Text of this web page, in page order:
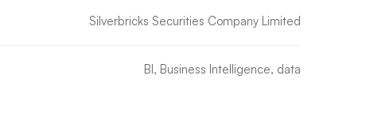
Silverbricks Securities Company Limited
BI, Business Intelligence, data